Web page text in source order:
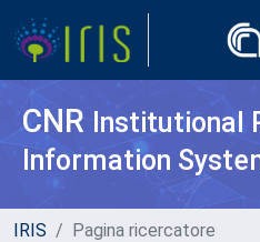
CNR Institutional
Information
IRIS Pagina ricercatore